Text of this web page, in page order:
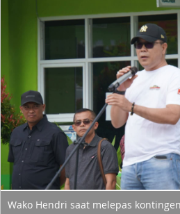
Wako Hendri saat melepas